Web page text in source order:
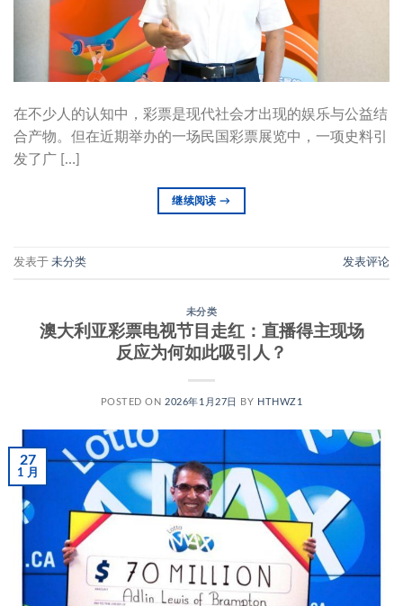
在不少人的认知中，彩票是现代社会才出现的娱乐与公益结
合产物。但在近期举办的一场民国彩票展览中，一项史料引
发了广 […]
继续阅读→
发表于 未分类 发表评论
未分类
澳大利亚彩票电视节目走红：直播得主现场
反应为何如此吸引人？
POSTED ON2026年1月27日 BY HTHWZ1
27
1 月